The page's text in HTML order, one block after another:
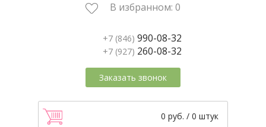
В избранном: 0
+7 (846) 990-08-32
+7 (927) 260-08-32
Заказать звонок
0 руб. / 0 штук